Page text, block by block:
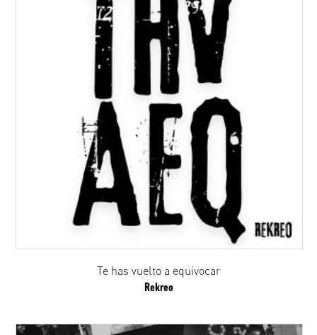
Te has vuelto a equivocar
Rekreo